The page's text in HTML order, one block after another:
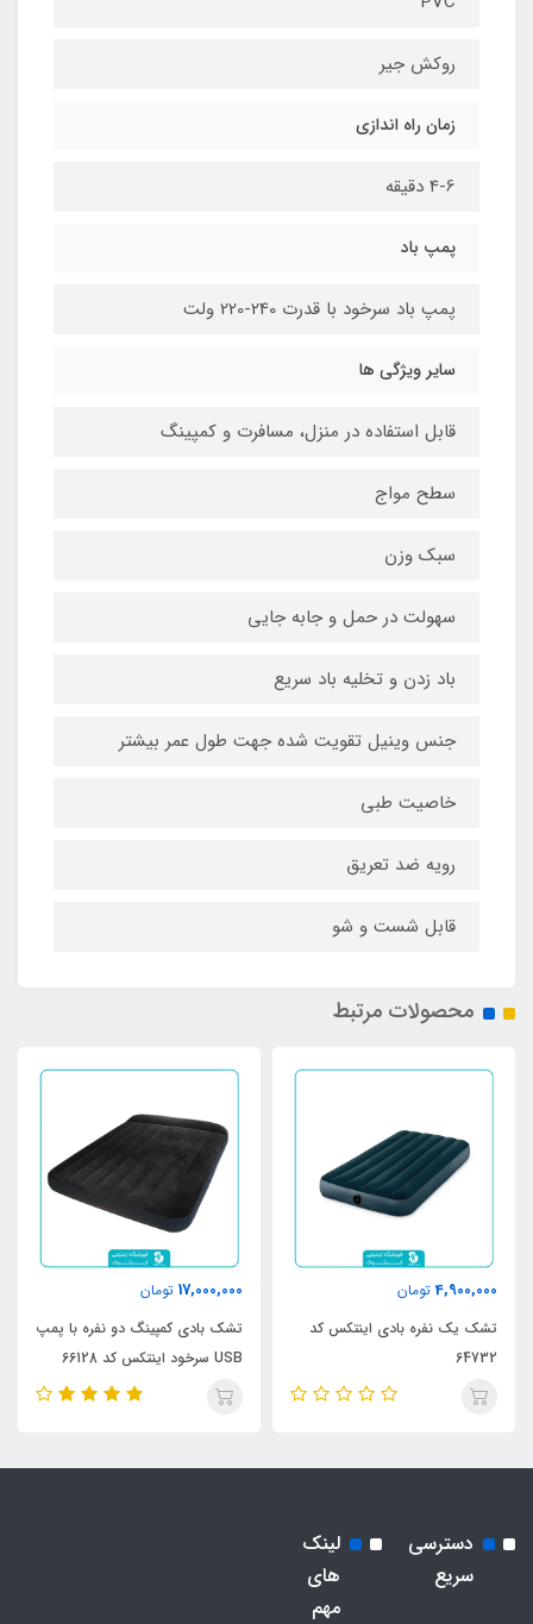
روکش جیر
زمان راه اندازی
4-6 دقیقه
پمپ باد
پمپ باد سرخود با قدرت 240-220 ولت
سایر ویژگی ها
قابل استفاده در منزل، مسافرت و کمپینگ
سطح مواج
سبک وزن
سهولت در حمل و جابه جایی
باد زدن و تخلیه باد سریع
جنس وینیل تقویت شده جهت طول عمر بیشتر
خاصیت طبی
رویه ضد تعریق
قابل شست و شو
محصولات مرتبط
4,900,000 تومان
تشک یک نفره بادی اینتکس کد
64732
17,000,000 تومان
تشک بادی کمپینگ دو نفره با پمپ
USB سرخود اینتکس کد 66128
دسترسی
سریع
لینک
های
مهم